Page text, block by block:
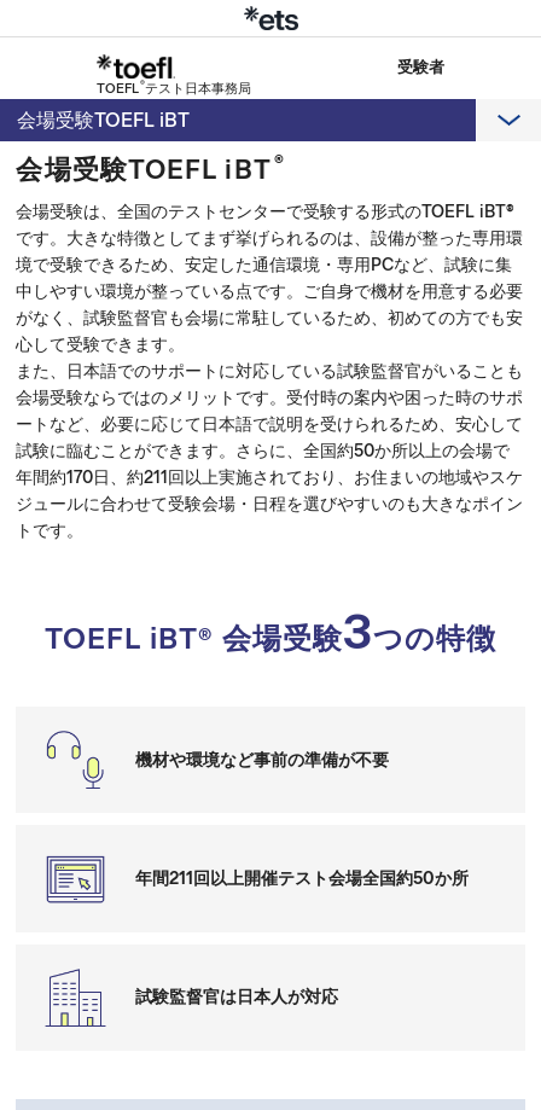
TOEFL®テスト日本事務局
受験者
会場受験TOEFL iBT
会場受験TOEFL iBT®
会場受験は、全国のテストセンターで受験する形式のTOEFL iBT®
です。大きな特徴としてまず挙げられるのは、設備が整った専用環
境で受験できるため、安定した通信環境・専用PCなど、試験に集
中しやすい環境が整っている点です。ご自身で機材を用意する必要
がなく、試験監督官も会場に常駐しているため、初めての方でも安
心して受験できます。
また、日本語でのサポートに対応している試験監督官がいることも
会場受験ならではのメリットです。受付時の案内や困った時のサポ
ートなど、必要に応じて日本語で説明を受けられるため、安心して
試験に臨むことができます。さらに、全国約50か所以上の会場で
年間約170日、約211回以上実施されており、お住まいの地域やスケ
ジュールに合わせて受験会場・日程を選びやすいのも大きなポイン
トです。
TOEFL iBT® 会場受験3つの特徴
機材や環境など事前の準備が不要
年間211回以上開催テスト会場全国約50か所
試験監督官は日本人が対応